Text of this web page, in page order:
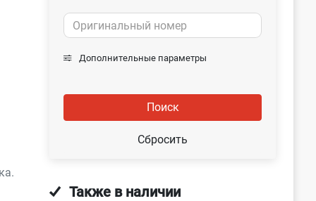
Дополнительные параметры
Поиск
Сбросить
Также в наличии